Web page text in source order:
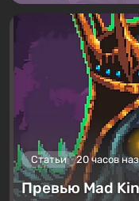
Статьи 20 часов
Превью Mad